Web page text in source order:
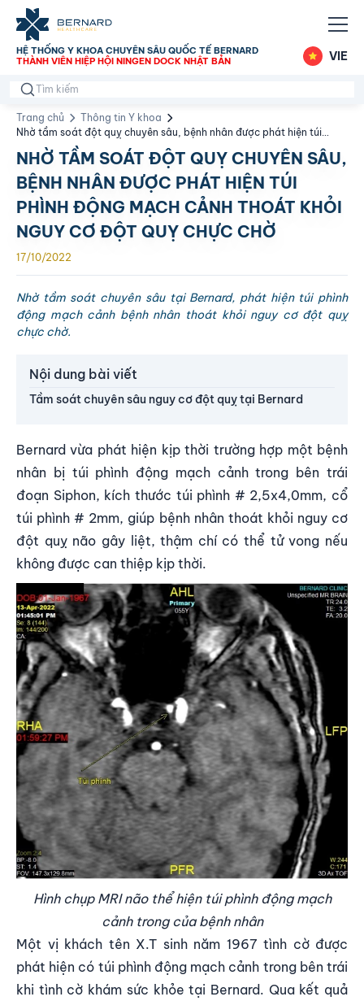
HỆ THỐNG Y KHOA CHUYÊN SÂU QUỐC TẾ BERNARD
THÀNH VIÊN HIỆP HỘI NINGEN DOCK NHẬT BẢN
VIE
Trang chủ
Thông tin Y khoa
Nhờ tầm soát đột quỵ chuyên sâu, bệnh nhân được phát hiện túi
phình động mạch cảnh thoát khỏi nguy cơ đột quỵ chực chờ
NHỜ TẦM SOÁT ĐỘT QUỴ CHUYÊN SÂU,
BỆNH NHÂN ĐƯỢC PHÁT HIỆN TÚI
PHÌNH ĐỘNG MẠCH CẢNH THOÁT KHỎI
NGUY CƠ ĐỘT QUỴ CHỰC CHỜ
17/10/2022
Nhờ tầm soát chuyên sâu tại Bernard, phát hiện túi phình
động mạch cảnh bệnh nhân thoát khỏi nguy cơ đột quỵ
chực chờ.
Nội dung bài viết
Tầm soát chuyên sâu nguy cơ đột quỵ tại Bernard
Bernard vừa phát hiện kịp thời trường hợp một bệnh
nhân bị túi phình động mạch cảnh trong bên trái
đoạn Siphon, kích thước túi phình # 2,5x4,0mm, cổ
túi phình # 2mm, giúp bệnh nhân thoát khỏi nguy cơ
đột quỵ não gây liệt, thậm chí có thể tử vong nếu
không được can thiệp kịp thời.
Hình chụp MRI não thể hiện túi phình động mạch
cảnh trong của bệnh nhân
Một vị khách tên X.T sinh năm 1967 tình cờ được
phát hiện có túi phình động mạch cảnh trong bên trái
khi tình cờ khám sức khỏe tại Bernard. Qua kết quả